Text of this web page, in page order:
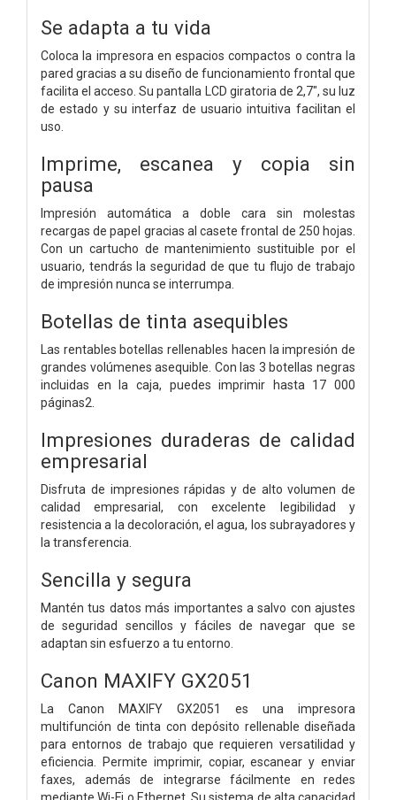
Se adapta a tu vida
Coloca la impresora en espacios compactos o contra la
pared gracias a su diseño de funcionamiento frontal que
facilita el acceso. Su pantalla LCD giratoria de 2,7", su luz
de estado y su interfaz de usuario intuitiva facilitan el
uso.
Imprime, escanea y copia sin
pausa
Impresión automática a doble cara sin molestas
recargas de papel gracias al casete frontal de 250 hojas.
Con un cartucho de mantenimiento sustituible por el
usuario, tendrás la seguridad de que tu flujo de trabajo
de impresión nunca se interrumpa.
Botellas de tinta asequibles
Las rentables botellas rellenables hacen la impresión de
grandes volúmenes asequible. Con las 3 botellas negras
incluidas en la caja, puedes imprimir hasta 17 000
páginas2.
Impresiones duraderas de calidad
empresarial
Disfruta de impresiones rápidas y de alto volumen de
calidad empresarial, con excelente legibilidad y
resistencia a la decoloración, el agua, los subrayadores y
la transferencia.
Sencilla y segura
Mantén tus datos más importantes a salvo con ajustes
de seguridad sencillos y fáciles de navegar que se
adaptan sin esfuerzo a tu entorno.
Canon MAXIFY GX2051
La Canon MAXIFY GX2051 es una impresora
multifunción de tinta con depósito rellenable diseñada
para entornos de trabajo que requieren versatilidad y
eficiencia. Permite imprimir, copiar, escanear y enviar
faxes, además de integrarse fácilmente en redes
mediante Wi-Fi o Ethernet. Su sistema de alta capacidad